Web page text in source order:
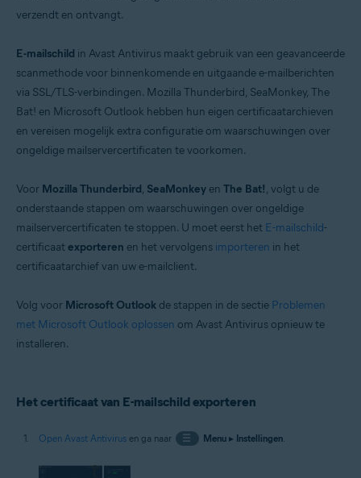
verzendt en ontvangt.
E-mailschild in Avast Antivirus maakt gebruik van een geavanceerde
scanmethode voor binnenkomende en uitgaande e-mailberichten
via SSL/TLS-verbindingen. Mozilla Thunderbird, SeaMonkey, The
Bat! en Microsoft Outlook hebben hun eigen certificaatarchieven
en vereisen mogelijk extra configuratie om waarschuwingen over
ongeldige mailservercertificaten te voorkomen.
Voor Mozilla Thunderbird, SeaMonkey en The Bat!, volgt u de
onderstaande stappen om waarschuwingen over ongeldige
mailservercertificaten te stoppen. U moet eerst het E-mailschild-
certificaatexporteren en het vervolgens importeren in het
certificaatarchief van uw e-mailclient.
Volg voor Microsoft Outlook de stappen in de sectie Problemen
met Microsoft Outlook oplossen om Avast Antivirus opnieuw te
installeren.
Het certificaat van E-mailschild exporteren
Open Avast Antivirus en ga naar ☰ Menu▸ Instellingen.